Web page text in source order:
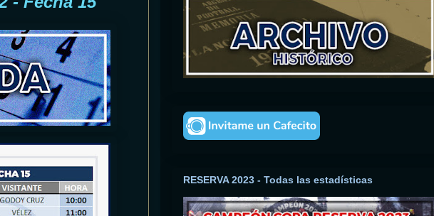
RESERVA 2023 - Todas las estadísticas